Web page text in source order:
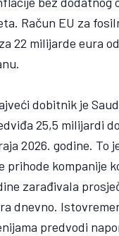
Račun EU za
22 milijarde eura
dobitnik je
25,5 milijardi
2026. godine. To
prihode kompanije
zarađivala
dnevno.
predvodi